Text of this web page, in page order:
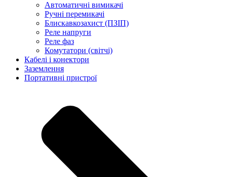
Автоматичні вимикачі
Ручні перемикачі
Блискавкозахист (ПЗІП)
Реле напруги
Реле фаз
Комутатори (світчі)
Кабелі і конектори
Заземлення
Портативні пристрої